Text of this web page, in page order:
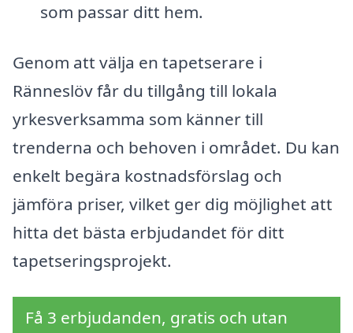
som passar ditt hem.
Genom att välja en tapetserare i
Ränneslöv får du tillgång till lokala
yrkesverksamma som känner till
trenderna och behoven i området. Du kan
enkelt begära kostnadsförslag och
jämföra priser, vilket ger dig möjlighet att
hitta det bästa erbjudandet för ditt
tapetseringsprojekt.
Få 3 erbjudanden, gratis och utan